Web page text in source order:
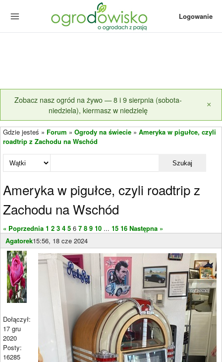
Logowanie
Zobacz nasz ogród na żywo — 8 i 9 sierpnia (sobota-
niedziela), kiermasz w niedzielę
×
Gdzie jesteś » Forum » Ogrody na świecie » Ameryka w pigułce, czyli
roadtrip z Zachodu na Wschód
Szukaj
Ameryka w pigułce, czyli roadtrip z
Zachodu na Wschód
« Poprzednia 1 2 3 4 5 6 7 8 9 10 ... 15 16 Następna »
Agatorek15:56, 18 cze 2024
Dołączył:
17 gru
2020
Posty:
16285